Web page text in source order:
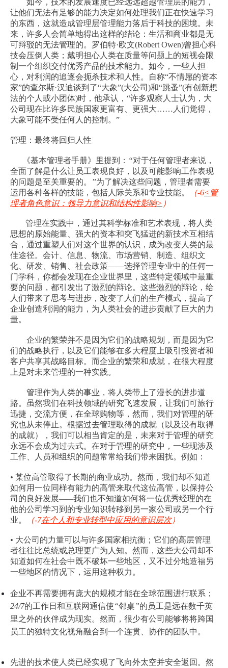
如今，技术的发展速度已经远远超越管理层的能力，
让他们无法有足够的能力决定如何处理我们正在快速学习
的东西，这就造成管理层管理能力落后于科技的困境。未
来，许多人会简单地得出这样的结论：生活和商业都是无
可辩驳的无法管理的。罗伯特·欧文(Robert Owen)曾担心科
技会压倒人类；戴明担心人类在质量等问题上的短视会限
制一个组织交付优秀产品的技术能力。如今，一些人担
心，对利润的追逐会扼杀技术和人性。自称“不情愿的资本
家”的查尔斯·汉迪谈到了“大象”(大公司 )和“跳蚤”(有创新想
法的个人或小团体)时，他承认， “许多观察人士认为，大
公司现在比许多民族国家更富有、更强大…… 人们觉得，
大象可能不受任何人的控制。 ”
管理：最终将回归人性
《基本管理者手册》里提到： “对于任何管理者来说，
全面了解是什么让员工表现良好，以及可能影响工作表现
的问题是至关重要的。
”为了解决这些问题，管理者需要
运用各种各样的技能，包括人际关系和专业技能。
（-6<管
理者角色意识：领导力意识和结构性影响> ）
管理在实践中，通过其科学标准和艺术表现，将人类
思想的原始能量、强大的资本和突飞猛进的新技术互相结
合，通过重塑人们对这个世界的认识，成为改变人类的最
佳途径。会计、信息、物流、市场营销、制造、组织文
化、研发、销售、社会政策——选择管理专业中的任何一
门学科，你都会发现在企业世界里，这些特定领域中最重
要的问题，都引发出了激烈的辩论。这些激烈的辩论，给
人们带来了思考与进步，改变了人们的生产模式，提高了
企业创造利润的能力，为人类社会的进步贡献了巨大的力
量。
企业的繁荣并不是因为它们的战略规划，而是因为它
们的战略执行，以及它们能够在多大程度上吸引投资者和
客户共享其战略目标。而企业的繁荣和成就，在很大程度
上是对未来管理的一种实践。
管理作为人类的事业，将人类带上了漫长的进步道
路。虽然我们在科技领域的研究飞速发展，让我们可旅行
迅捷，交流方便，在全球购物等，然而，我们对管理的研
究也从未停止。根据过去管理取得的成就（以及没有取得
的成就），我们可以相当肯定的是，未来对于管理的研究
永远不会成为过去式。在对于管理的研究中，一些现涉及
工作、人员和组织的问题常常给我们带来困扰。例如：
• 某位高管取得了长期的商业成功。然而，我们却不知道
如何用一位同样有能力的高管来取代这位高管，以保持公
司的良好发展——我们也不知道如何将一位优秀经理的在
他的公司学习到的专业知识转移到另一家公司或另一个行
业。
（-7在个人和专业转型中应用的意识层次）
• 大公司的力量可以与许多国家相抗衡；它们的高层管理
者往往比总统或总理更广为人知。然而，这些大公司却不
知道如何在社会中既不破坏一些地区，又不过分地造福另
一些地区的情况下，运用这种权力。
企业不再需要拥有庞大的规模才能在全球范围进行联系；
24/7的工作日和互联网通信使“邻桌”的员工是远在数千英
里之外的伙伴成为现实。然而，很少有公司能够将将跨国
员工的独特文化视角融合到一个连贯、协作的团队中。
先进的技术使人类已经实现了飞向外太空并安全返回。然